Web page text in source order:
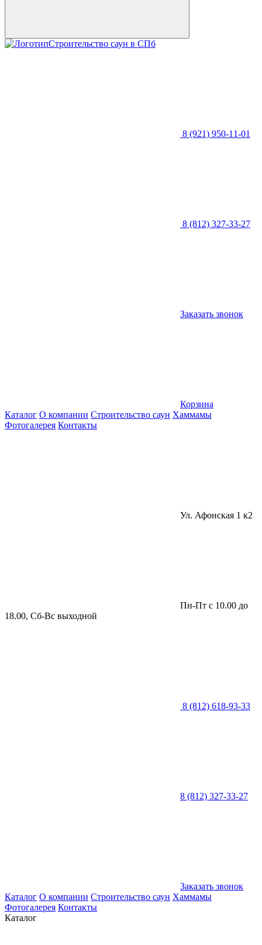
Строительство саун в СПб
8 (921) 950-11-01
8 (812) 327-33-27
Заказать звонок
Корзина
Каталог О компании Строительство саун Хаммамы
Фотогалерея Контакты
Ул. Афонская 1 к2
Пн-Пт с 10.00 до
18.00, Сб-Вс выходной
8 (812) 618-93-33
8 (812) 327-33-27
Заказать звонок
Каталог О компании Строительство саун Хаммамы
Фотогалерея Контакты
Каталог